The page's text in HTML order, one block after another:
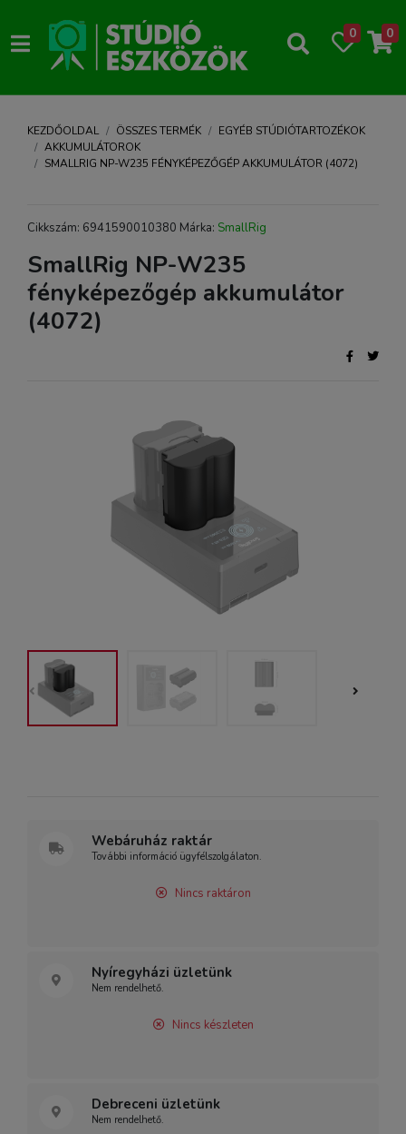
0 0
KEZDŐOLDAL ÖSSZES TERMÉK
EGYÉB STÚDIÓTARTOZÉKOK
AKKUMULÁTOROK
SMALLRIG NP-W235 FÉNYKÉPEZŐGÉP AKKUMULÁTOR (4072)
Cikkszám: 6941590010380 Márka: SmallRig
SmallRig NP-W235
fényképezőgép akkumulátor
(4072)
Webáruház raktár
További információ ügyfélszolgálaton.
Nincs raktáron
Nyíregyházi üzletünk
Nem rendelhető.
Nincs készleten
Debreceni üzletünk
Nem rendelhető.